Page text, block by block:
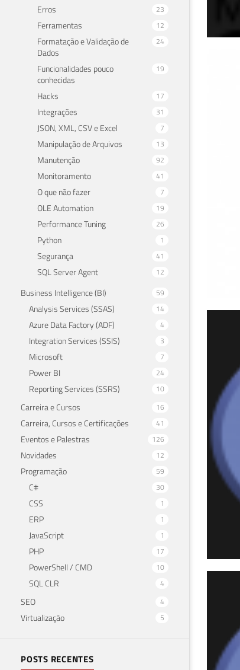
Erros 23
Ferramentas 12
Formatação e Validação de
Dados
24
Funcionalidades pouco
conhecidas
19
Hacks 17
Integrações 31
JSON, XML, CSV e Excel 7
Manipulação de Arquivos 13
Manutenção 92
Monitoramento 41
O que não fazer 7
OLE Automation 19
Performance Tuning 26
Python 1
Segurança 41
SQL Server Agent 12
Business Intelligence (BI) 59
Analysis Services (SSAS) 14
Azure Data Factory (ADF) 4
Integration Services (SSIS) 3
Microsoft 7
Power BI 24
Reporting Services (SSRS) 10
Carreira e Cursos 16
Carreira, Cursos e Certificações 41
Eventos e Palestras 126
Novidades 12
Programação 59
C# 30
CSS 1
ERP 1
JavaScript 1
PHP 17
PowerShell / CMD 10
SQL CLR 4
SEO 4
Virtualização 5
POSTS RECENTES